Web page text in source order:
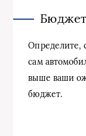
Бюджет
Определите,
сам
выше ваши
бюджет.